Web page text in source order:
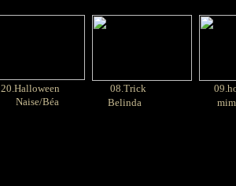
20.Halloween 08.Trick
Naise/Béa Belinda